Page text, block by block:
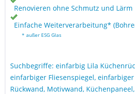
Renovieren ohne Schmutz und Lärm
Einfache Weiterverarbeitung*
* außer ESG Glas
Suchbegriffe: einfarbig Lila
einfarbiger Fliesenspiegel,
Rückwand, Motivwand,